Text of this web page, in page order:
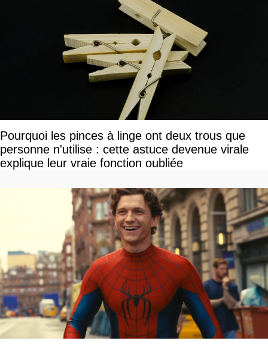
Pourquoi les pinces à linge ont deux trous que
personne n'utilise : cette astuce devenue virale
explique leur vraie fonction oubliée